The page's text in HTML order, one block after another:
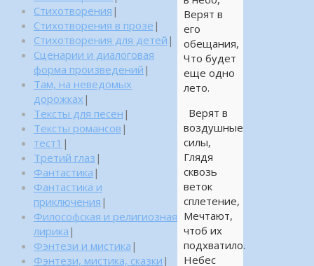
Верят в
его
обещания,
Что будет
еще одно
лето.
Верят в
воздушные
силы,
Глядя
сквозь
веток
сплетение,
Мечтают,
чтоб их
подхватило.
Небес
Стихотворения |
Стихотворения в прозе |
Стихотворения для детей |
Сценарии и диалоговая
форма произведений |
Там, на неведомых
дорожках |
Тексты для песен |
Тексты романсов |
тест1 |
Третий глаз |
Фантастика |
Фантастика и
приключения |
Философская и религиозная
лирика |
Фэнтези и мистика |
Фэнтези, мистика, сказки |